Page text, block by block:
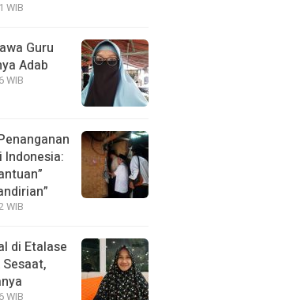
WIB
Guru
Adab
WIB
Indonesia:
WIB
di Etalase
WIB